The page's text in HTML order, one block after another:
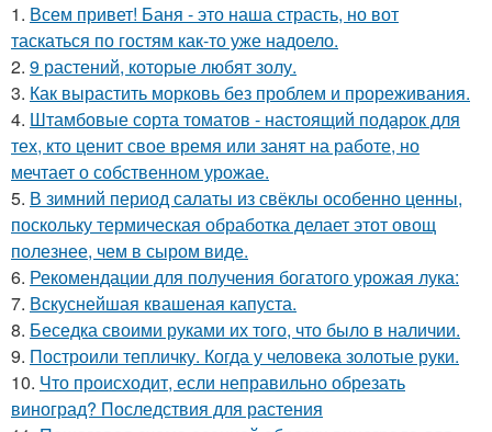
1. Всем привет! Баня - это наша страсть, но вот
таскаться по гостям как-то уже надоело.
2. 9 растений, которые любят золу.
3. Как вырастить морковь без проблем и прореживания.
4. Штамбовые сорта томатов - настоящий подарок для
тех, кто ценит свое время или занят на работе, но
мечтает о собственном урожае.
5. В зимний период салаты из свёклы особенно ценны,
поскольку термическая обработка делает этот овощ
полезнее, чем в сыром виде.
6. Рекомендации для получения богатого урожая лука:
7. Вскуснейшая квашеная капуста.
8. Беседка своими руками их того, что было в наличии.
9. Построили тепличку. Когда у человека золотые руки.
10. Что происходит, если неправильно обрезать
виноград? Последствия для растения